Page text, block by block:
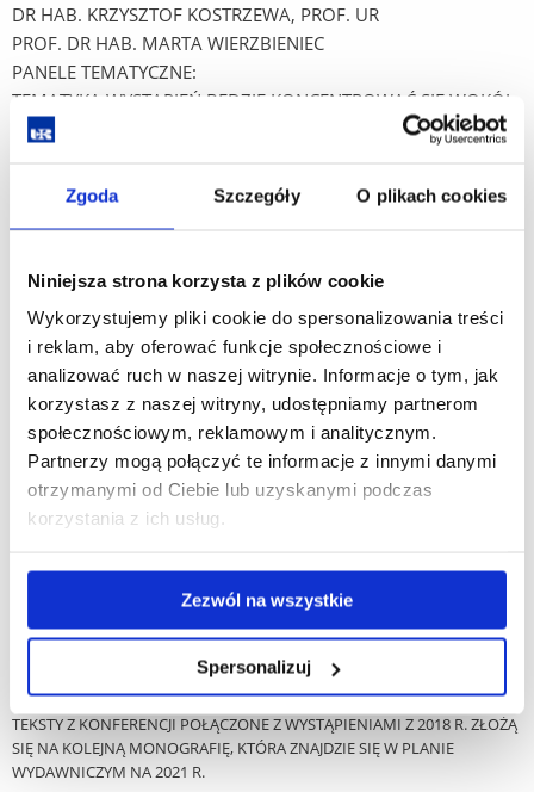
Zgoda Szczegóły O plikach cookies
Niniejsza strona korzysta z plików cookie
Wykorzystujemy pliki cookie do spersonalizowania treści
i reklam, aby oferować funkcje społecznościowe i
analizować ruch w naszej witrynie. Informacje o tym, jak
korzystasz z naszej witryny, udostępniamy partnerom
społecznościowym, reklamowym i analitycznym.
Partnerzy mogą połączyć te informacje z innymi danymi
otrzymanymi od Ciebie lub uzyskanymi podczas
korzystania z ich usług.
Zezwól na wszystkie
Spersonalizuj
DR HAB. KRZYSZTOF KOSTRZEWA, PROF. UR
PROF. DR HAB. MARTA WIERZBIENIEC
PANELE TEMATYCZNE:
TEMATYKA WYSTĄPIEŃ BĘDZIE KONCENTROWAĆ SIĘ WOKÓŁ
PONIŻSZYCH ZAGADNIEŃ:
ODDZIAŁYWANIE I RECEPCJA. GENEZA, HISTORIA, ANALIZA
WYBRANYCH KOMPOZYCJI. TRADYCJE, INSPIRACJE
● MUZYKA JAKO TEKST KULTURY. ZWIĄZKI MUZYKI Z RELIGIĄ,
W ASPEKCIE HISTORYCZNYM I WSPÓŁCZESNYM. OD
ROMANTYCZNEJ IDEI KORESPONDENCJI SZTUK DO
POSTMODERNISTYCZNEGO KONCEPTU ZMIERZCHU
AWANGARDY.
WOJCIECH KILAR,ŚWIATOWEJ SŁAWY KOMPOZYTOR MUZYKI
SYMFONICZNEJ I FILMOWEJ, JEST HONOROWYM OBYWATELEM
RZESZOWA I NAJBARDZIEJ ROZPOZNAWALNYM PRZEDSTAWICIELEM
RZESZOWSKIEGO ŻYCIA MUZYCZNEGO. WYDZIAŁ MUZYKI UR
KONFERENCJE, POŚWIĘCONE JEGO TWÓRCZOŚCI. ŁĄCZNIE
UCZESTNICZYŁO W NICH KILKUDZIESIĘCIU REFERENTÓW. EFEKTEM
DWÓCH PIERWSZYCH KONFERENCJI BYŁA WIELOAUTORSKA
WOJCIECHA KILARA POD REDAKCJĄ JOLANTY SKOREK-MÜNCH
(RZESZÓW: WYDAWNICTWO UNIWERSYTETU RZESZOWSKIEGO 2017).
TEKSTY Z KONFERENCJI POŁĄCZONE Z WYSTĄPIENIAMI Z 2018 R. ZŁOŻĄ
SIĘ NA KOLEJNĄ MONOGRAFIĘ, KTÓRA ZNAJDZIE SIĘ W PLANIE
WYDAWNICZYM NA 2021 R.